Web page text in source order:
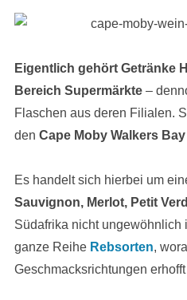
Eigentlich gehört Getränke
Bereich Supermärkte–
Flaschen aus deren Filialen.
den Cape Moby Walkers Bay
Es handelt sich hierbei um
Sauvignon, Merlot, Petit
Südafrika nicht ungewöhnlich
ganze Reihe Rebsorten,
Geschmacksrichtungen erhofft